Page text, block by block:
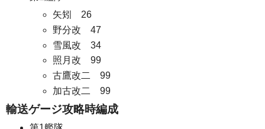
矢矧 26
野分改 47
雪風改 34
照月改 99
古鷹改二 99
加古改二 99
輸送ゲージ攻略時編成